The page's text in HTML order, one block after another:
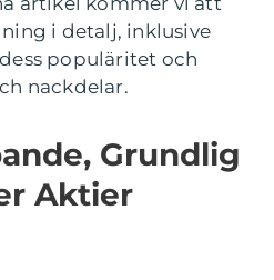
i detalj, inklusive
populäritet och
nackdelar.
Grundlig
Aktier